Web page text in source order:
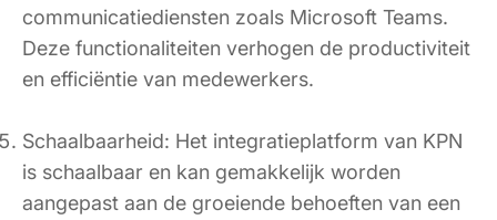
communicatiediensten zoals Microsoft Teams.
Deze functionaliteiten verhogen de productiviteit
en efficiëntie van medewerkers.
Schaalbaarheid: Het integratieplatform van KPN
is schaalbaar en kan gemakkelijk worden
aangepast aan de groeiende behoeften van een